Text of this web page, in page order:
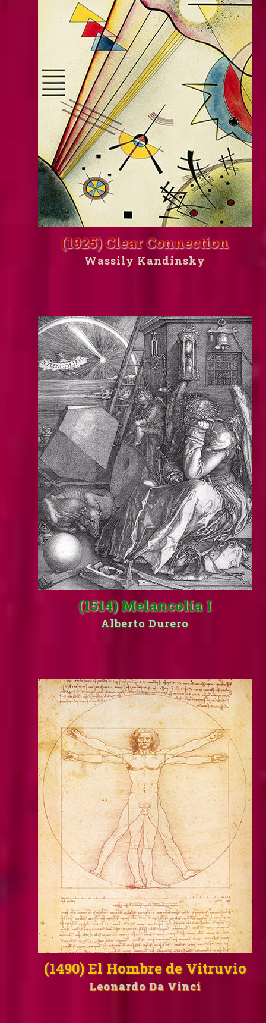
(1925) Clear Connection
Wassily Kandinsky
(1514) Melancolía I
Alberto Durero
(1490) El Hombre de Vitruvio
Leonardo Da Vinci